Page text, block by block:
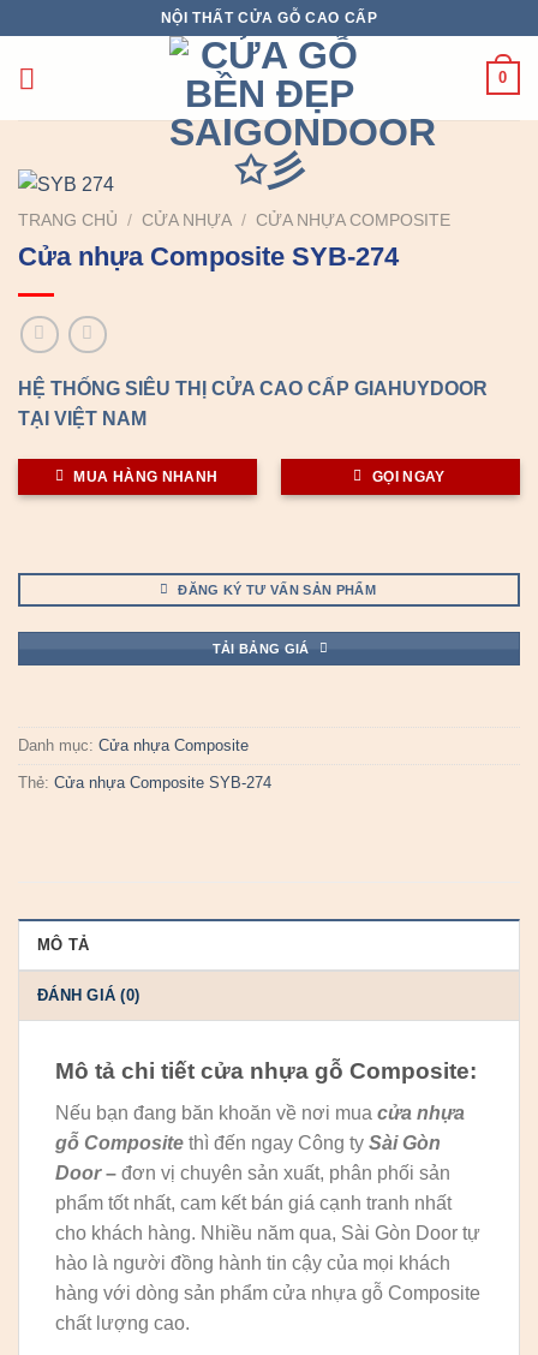
nội
NỘI THẤT CỬA GỖ CAO CẤP
0
TRANG CHỦ / CỬA NHỰA / CỬA NHỰA COMPOSITE
Cửa nhựa Composite SYB-274
HỆ THỐNG SIÊU THỊ CỬA CAO CẤP GIAHUYDOOR
TẠI VIỆT NAM
MUA HÀNG NHANH GỌI NGAY
ĐĂNG KÝ TƯ VẤN SẢN PHẨM
TẢI BẢNG GIÁ
Danh mục: Cửa nhựa Composite
Thẻ: Cửa nhựa Composite SYB-274
MÔ TẢ
ĐÁNH GIÁ (0)
Mô tả chi tiết cửa nhựa gỗ Composite:
Nếu bạn đang băn khoăn về nơi mua cửa nhựa
gỗ Composite thì đến ngay Công ty Sài Gòn
Door– đơn vị chuyên sản xuất, phân phối sản
phẩm tốt nhất, cam kết bán giá cạnh tranh nhất
cho khách hàng. Nhiều năm qua, Sài Gòn Door tự
hào là người đồng hành tin cậy của mọi khách
hàng với dòng sản phẩm cửa nhựa gỗ Composite
chất lượng cao.